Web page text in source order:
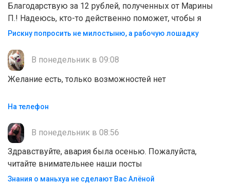
Благодарствую за 12 рублей, полученных от Марины
П.! Надеюсь, кто-то действенно поможет, чтобы я
Рискну попросить не милостыню, а рабочую лошадку
В понедельник в 09:08
Желание есть, только возможностей нет
На телефон
В понедельник в 08:56
Здравствуйте, авария была осенью. Пожалуйста,
читайте внимательнее наши посты
Знания о маньхуа не сделают Вас Алëной